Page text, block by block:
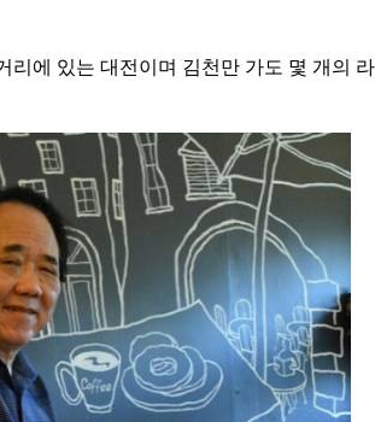
에 있는 대전이며 김천만 가도 몇 개의